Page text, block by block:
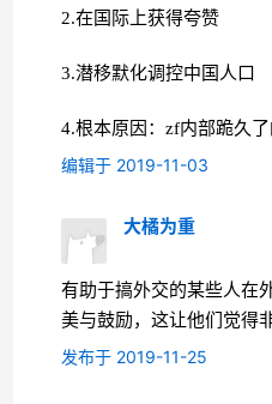
2.在国际上获得夸赞
3.潜移默化调控中国人口
4.根本原因：zf内部跪久
编辑于 2019-11-03
大橘为重
有助于搞外交的某些人在
美与鼓励，这让他们觉得
发布于 2019-11-25